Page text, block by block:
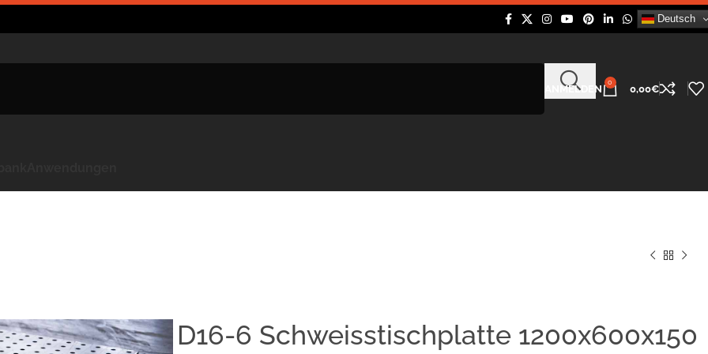
Deutsch
ANMELDEN
0
0,00€
D16-6 Schweisstischplatte 1200x600x150